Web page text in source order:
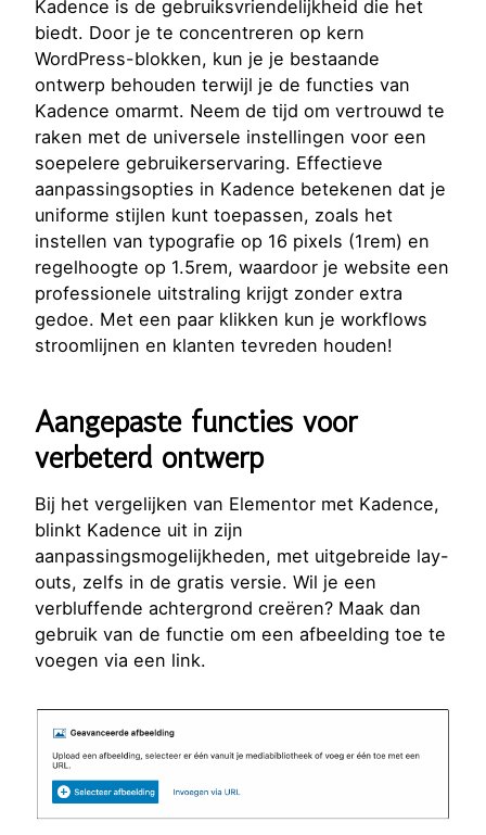
Kadence is de gebruiksvriendelijkheid die het
biedt. Door je te concentreren op kern
WordPress-blokken, kun je je bestaande
ontwerp behouden terwijl je de functies van
Kadence omarmt. Neem de tijd om vertrouwd te
raken met de universele instellingen voor een
soepelere gebruikerservaring. Effectieve
aanpassingsopties in Kadence betekenen dat je
uniforme stijlen kunt toepassen, zoals het
instellen van typografie op 16 pixels (1rem) en
regelhoogte op 1.5rem, waardoor je website een
professionele uitstraling krijgt zonder extra
gedoe. Met een paar klikken kun je workflows
stroomlijnen en klanten tevreden houden!
Aangepaste functies voor
verbeterd ontwerp
Bij het vergelijken van Elementor met Kadence,
blinkt Kadence uit in zijn
aanpassingsmogelijkheden, met uitgebreide lay-
outs, zelfs in de gratis versie. Wil je een
verbluffende achtergrond creëren? Maak dan
gebruik van de functie om een afbeelding toe te
voegen via een link.